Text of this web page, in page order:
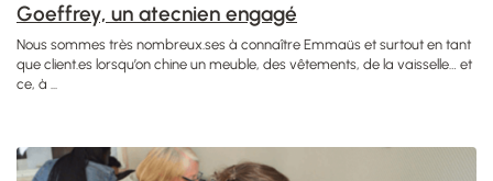
Goeffrey, un atecnien engagé
Nous sommes très nombreux.ses à connaître Emmaüs et surtout en tant
que client.es lorsqu’on chine un meuble, des vêtements, de la vaisselle… et
ce, à ...